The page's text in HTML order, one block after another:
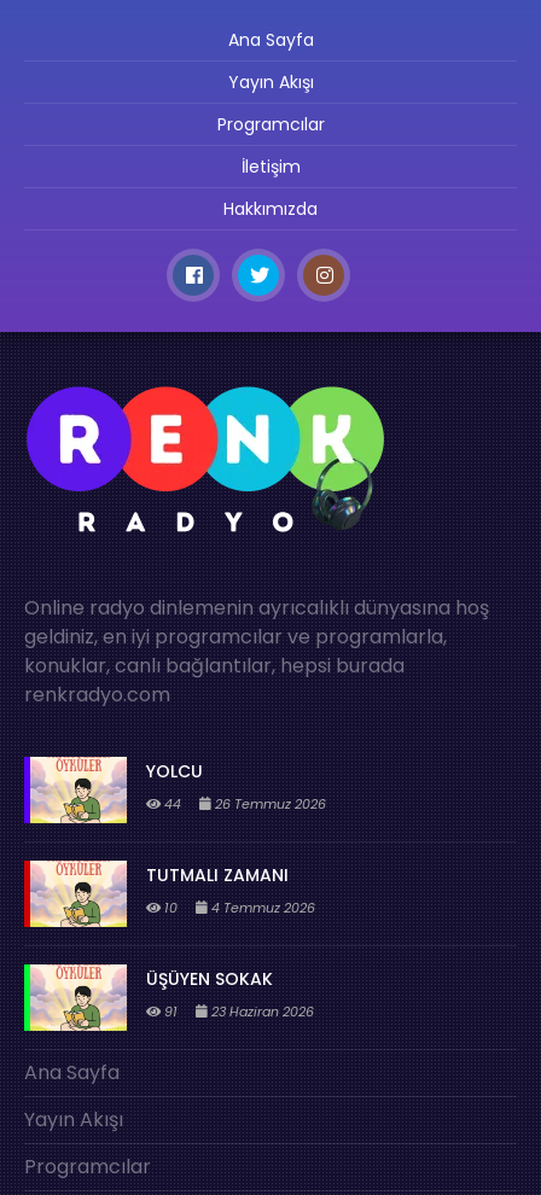
Ana Sayfa
Yayın Akışı
Programcılar
İletişim
Hakkımızda
Online radyo dinlemenin ayrıcalıklı dünyasına hoş
geldiniz, en iyi programcılar ve programlarla,
konuklar, canlı bağlantılar, hepsi burada
renkradyo.com
YOLCU
44 26 Temmuz 2026
TUTMALI ZAMANI
10 4 Temmuz 2026
ÜŞÜYEN SOKAK
91 23 Haziran 2026
Ana Sayfa
Yayın Akışı
Programcılar